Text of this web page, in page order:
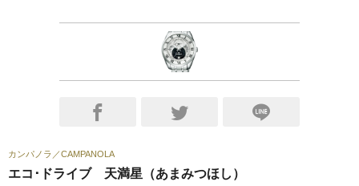
カンパノラ CAMPANOLA
エコ･ドライブ 天満星（あまみつほし）